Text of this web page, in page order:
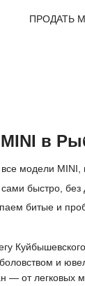
ПРОДАТЬ
в
модели MINI,
быстро, без
битые и
и
— от